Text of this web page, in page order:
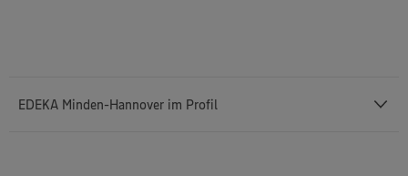
EDEKA Minden-Hannover im Profil